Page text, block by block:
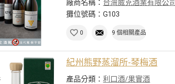
廠商名稱： 台灣威克酒業有限公司
攤位號碼：G103
0 9 個相關產品
紀州熊野蒸溜所-琴梅酒
產品分類：利口酒/果實酒